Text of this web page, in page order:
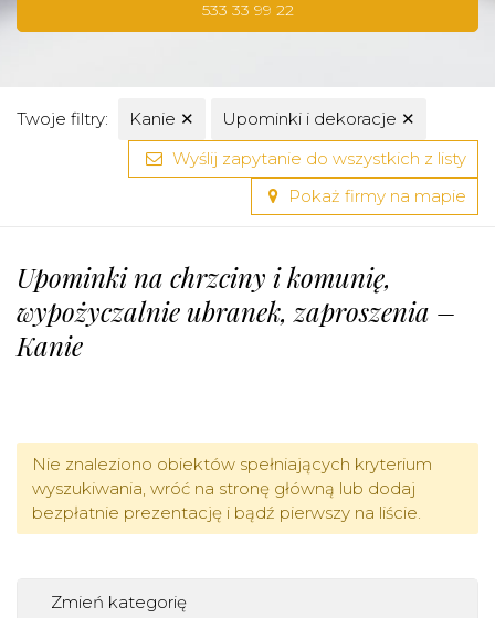
533 33 99 22
Twoje filtry: Kanie ✕ Upominki i dekoracje ✕
Wyślij zapytanie do wszystkich z listy
Pokaż firmy na mapie
Upominki na chrzciny i komunię,
wypożyczalnie ubranek, zaproszenia –
Kanie
Nie znaleziono obiektów spełniających kryterium
wyszukiwania, wróć na stronę główną lub dodaj
bezpłatnie prezentację i bądź pierwszy na liście.
Zmień kategorię